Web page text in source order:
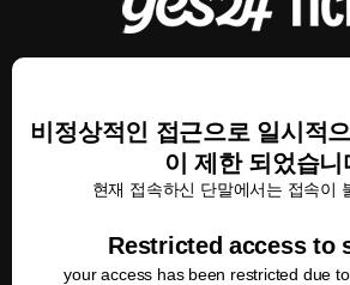
비정상적인 접근으로 일시적
이 제한 되었습니
현재 접속하신 단말에서는 접속이
Restricted access to
your access has been restricted due